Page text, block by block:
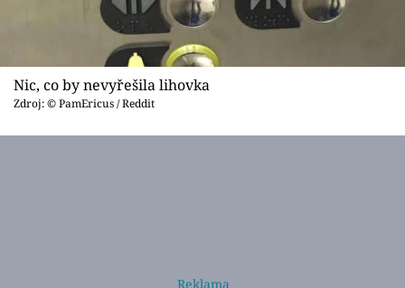
Nic, co by nevyřešila lihovka
Zdroj: © PamEricus / Reddit